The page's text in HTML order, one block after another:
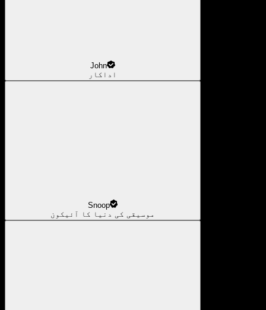
John
اداکار
Snoop
موسیقی کی دنیا کا آئیکون